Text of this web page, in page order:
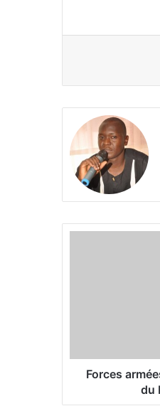
m
s
Forces
du